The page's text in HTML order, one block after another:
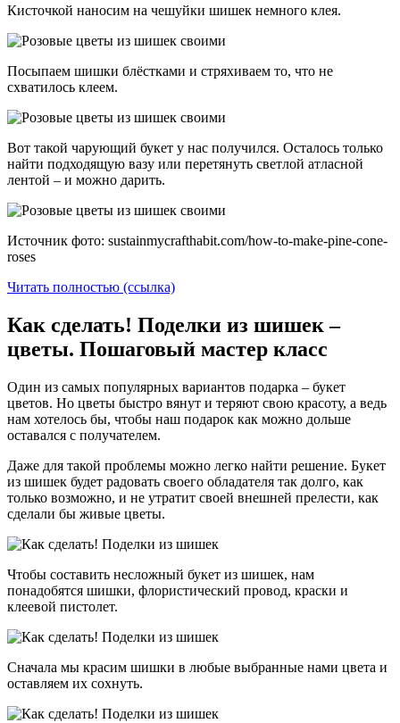
Кисточкой наносим на чешуйки шишек немного клея.
Посыпаем шишки блёстками и стряхиваем то, что не
схватилось клеем.
Вот такой чарующий букет у нас получился. Осталось только
найти подходящую вазу или перетянуть светлой атласной
лентой – и можно дарить.
Источник фото: sustainmycrafthabit.com/how-to-make-pine-cone-
roses
Читать полностью (ссылка)
Как сделать! Поделки из шишек –
цветы. Пошаговый мастер класс
Один из самых популярных вариантов подарка – букет
цветов. Но цветы быстро вянут и теряют свою красоту, а ведь
нам хотелось бы, чтобы наш подарок как можно дольше
оставался с получателем.
Даже для такой проблемы можно легко найти решение. Букет
из шишек будет радовать своего обладателя так долго, как
только возможно, и не утратит своей внешней прелести, как
сделали бы живые цветы.
Чтобы составить несложный букет из шишек, нам
понадобятся шишки, флористический провод, краски и
клеевой пистолет.
Сначала мы красим шишки в любые выбранные нами цвета и
оставляем их сохнуть.